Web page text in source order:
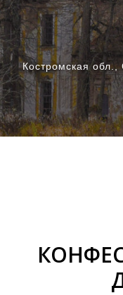
Костромская